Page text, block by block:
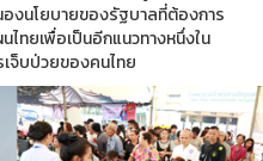
งนโยบายของรัฐบาลที่ต้องการ
ทยเพื่อเป็นอีกแนวทางหนึ่งใน
จ็บป่วยของคนไทย